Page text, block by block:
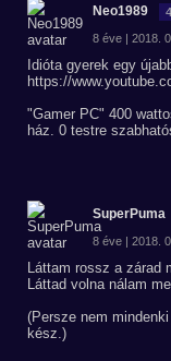
Neo1989
8 éve | 2018.
Idióta gyerek egy
https://
"Gamer PC" 400
ház. 0 testre
SuperPuma
8 éve | 2018.
Láttam rossz a zárad
Láttad volna nálam
(Persze nem
kész.)